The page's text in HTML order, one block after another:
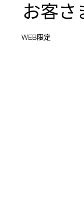
お客さ
WEB限定